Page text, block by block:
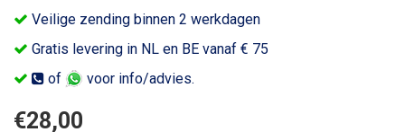
Veilige zending binnen 2 werkdagen
Gratis levering in NL en BE vanaf € 75
of
voor info/advies.
€28,00